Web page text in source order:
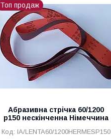
Топ продаж
Абразивна стрічка 60/1200
р150 нескінченна Німеччина
IA/LENTA60/1200HERMESР150